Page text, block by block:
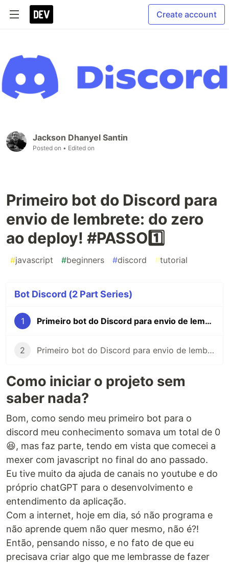
Create account
Jackson Dhanyel Santin
Posted on • Edited on
Primeiro bot do Discord para
envio de lembrete: do zero
ao deploy! #PASSO1️⃣
#javascript #beginners #discord #tutorial
Bot Discord (2 Part Series)
1 Primeiro bot do Discord para envio de lembrete: do zero ao deploy! #PASSO1️⃣
2 Primeiro bot do Discord para envio de lembrete: do zero ao deploy! #PASSO2️⃣
Como iniciar o projeto sem
saber nada?
Bom, como sendo meu primeiro bot para o
discord meu conhecimento somava um total de 0
😆, mas faz parte, tendo em vista que comecei a
mexer com javascript no final do ano passado.
Eu tive muito da ajuda de canais no youtube e do
próprio chatGPT para o desenvolvimento e
entendimento da aplicação.
Com a internet, hoje em dia, só não programa e
não aprende quem não quer mesmo, não é?!
Então, pensando nisso, e no fato de que eu
precisava criar algo que me lembrasse de fazer